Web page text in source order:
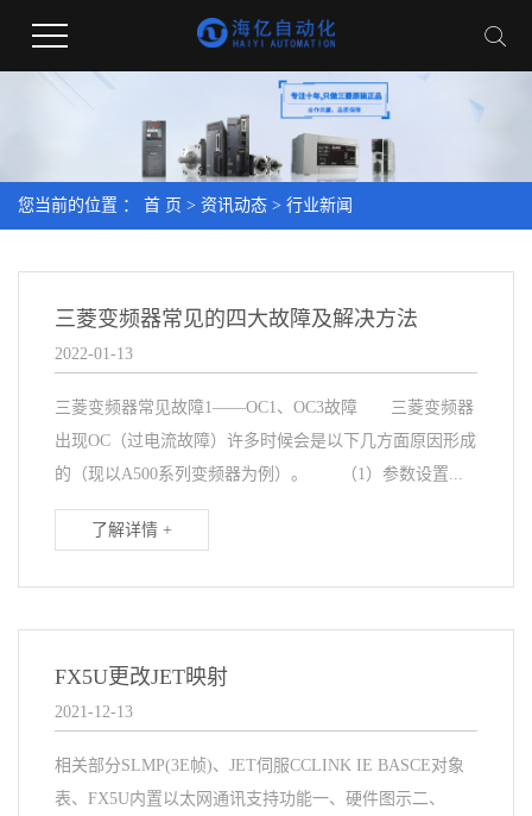
您当前的位置 ： 首 页 > 资讯动态 > 行业新闻
三菱变频器常见的四大故障及解决方法
2022-01-13
三菱变频器常见故障1——OC1、OC3故障 三菱变频器
出现OC（过电流故障）许多时候会是以下几方面原因形成
的（现以A500系列变频器为例）。 （1）参数设置...
了解详情 +
FX5U更改JET映射
2021-12-13
相关部分SLMP(3E帧)、JET伺服CCLINK IE BASCE对象
表、FX5U内置以太网通讯支持功能一、硬件图示二、